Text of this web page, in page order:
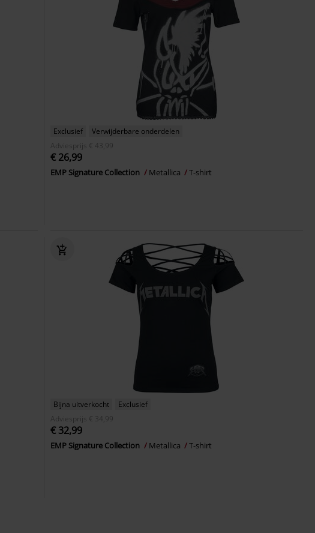
Exclusief
Verwijderbare onderdelen
Adviesprijs
€ 43,99
€ 26,99
EMP Signature Collection Metallica T-shirt
Bijna uitverkocht
Exclusief
Adviesprijs
€ 34,99
€ 32,99
EMP Signature Collection Metallica T-shirt